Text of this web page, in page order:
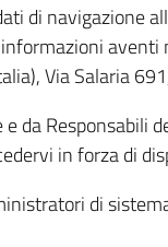
di navigazione
Via Salaria
da
in forza di
di